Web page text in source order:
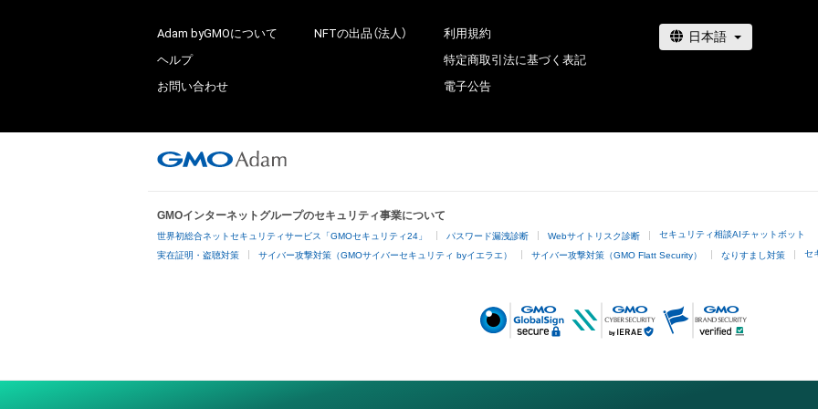
Adam byGMOについて
ヘルプ
お問い合わせ
NFTの出品（法人）
利用規約
特定商取引法に基づく表記
電子公告
GMOインターネットグループのセキュリティ事業について
世界初総合ネットセキュリティサービス「GMOセキュリティ24」 パスワード漏洩診断 Webサイトリスク診断 セキュリティ相談AIチャットボット
実在証明・盗聴対策 サイバー攻撃対策（GMOサイバーセキュリティ byイエラエ） サイバー攻撃対策（GMO Flatt Security） なりすまし対策 セ